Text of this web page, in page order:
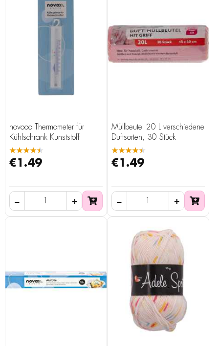
novooo Thermometer für
Kühlschrank Kunststoff
★★★★★
€1.49
Müllbeutel 20 L verschiedene
Duftsorten, 30 Stück
★★★★★
€1.49